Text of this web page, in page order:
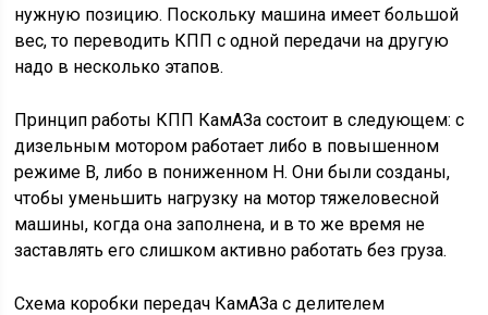
нужную позицию. Поскольку машина имеет большой
вес, то переводить КПП с одной передачи на другую
надо в несколько этапов.
Принцип работы КПП КамАЗа состоит в следующем: с
дизельным мотором работает либо в повышенном
режиме B, либо в пониженном H. Они были созданы,
чтобы уменьшить нагрузку на мотор тяжеловесной
машины, когда она заполнена, и в то же время не
заставлять его слишком активно работать без груза.
Схема коробки передач КамАЗа с делителем